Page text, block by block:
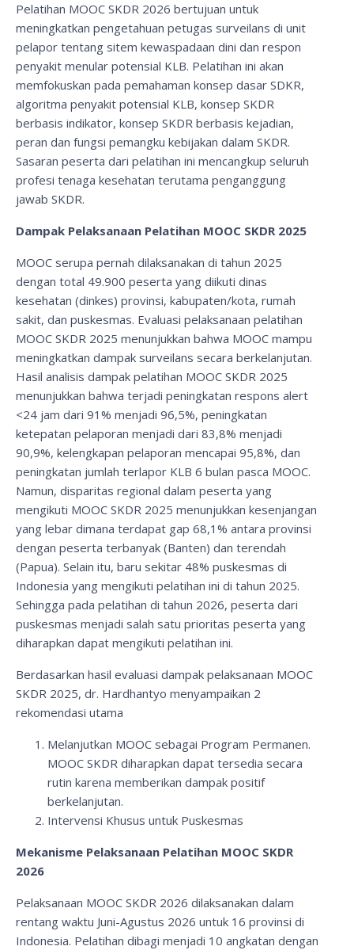
Pelatihan MOOC SKDR 2026 bertujuan untuk
meningkatkan pengetahuan petugas surveilans di unit
pelapor tentang sitem kewaspadaan dini dan respon
penyakit menular potensial KLB. Pelatihan ini akan
memfokuskan pada pemahaman konsep dasar SDKR,
algoritma penyakit potensial KLB, konsep SKDR
berbasis indikator, konsep SKDR berbasis kejadian,
peran dan fungsi pemangku kebijakan dalam SKDR.
Sasaran peserta dari pelatihan ini mencangkup seluruh
profesi tenaga kesehatan terutama penganggung
jawab SKDR.
Dampak Pelaksanaan Pelatihan MOOC SKDR 2025
MOOC serupa pernah dilaksanakan di tahun 2025
dengan total 49.900 peserta yang diikuti dinas
kesehatan (dinkes) provinsi, kabupaten/kota, rumah
sakit, dan puskesmas. Evaluasi pelaksanaan pelatihan
MOOC SKDR 2025 menunjukkan bahwa MOOC mampu
meningkatkan dampak surveilans secara berkelanjutan.
Hasil analisis dampak pelatihan MOOC SKDR 2025
menunjukkan bahwa terjadi peningkatan respons alert
<24 jam dari 91% menjadi 96,5%, peningkatan
ketepatan pelaporan menjadi dari 83,8% menjadi
90,9%, kelengkapan pelaporan mencapai 95,8%, dan
peningkatan jumlah terlapor KLB 6 bulan pasca MOOC.
Namun, disparitas regional dalam peserta yang
mengikuti MOOC SKDR 2025 menunjukkan kesenjangan
yang lebar dimana terdapat gap 68,1% antara provinsi
dengan peserta terbanyak (Banten) dan terendah
(Papua). Selain itu, baru sekitar 48% puskesmas di
Indonesia yang mengikuti pelatihan ini di tahun 2025.
Sehingga pada pelatihan di tahun 2026, peserta dari
puskesmas menjadi salah satu prioritas peserta yang
diharapkan dapat mengikuti pelatihan ini.
Berdasarkan hasil evaluasi dampak pelaksanaan MOOC
SKDR 2025, dr. Hardhantyo menyampaikan 2
rekomendasi utama
Melanjutkan MOOC sebagai Program Permanen.
MOOC SKDR diharapkan dapat tersedia secara
rutin karena memberikan dampak positif
berkelanjutan.
Intervensi Khusus untuk Puskesmas
Mekanisme Pelaksanaan Pelatihan MOOC SKDR
2026
Pelaksanaan MOOC SKDR 2026 dilaksanakan dalam
rentang waktu Juni-Agustus 2026 untuk 16 provinsi di
Indonesia. Pelatihan dibagi menjadi 10 angkatan dengan